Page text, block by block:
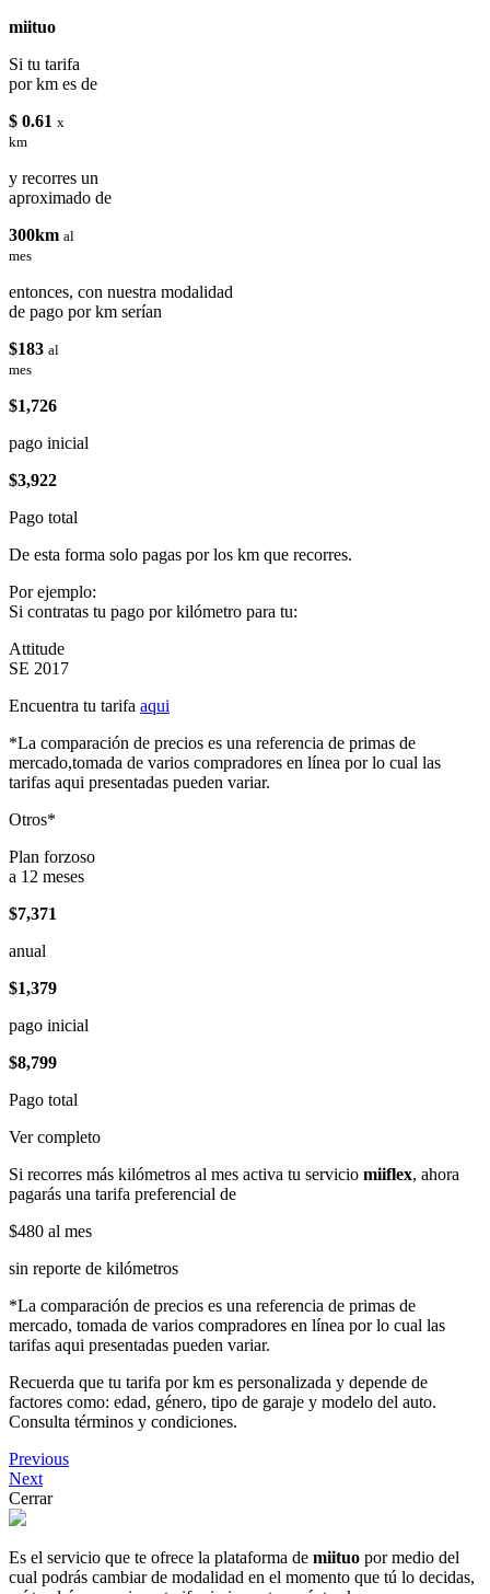
miituo
Si tu tarifa
por km es de
$ 0.61 x
km
y recorres un
aproximado de
300km al
mes
entonces, con nuestra modalidad
de pago por km serían
$183 al
mes
$1,726
pago inicial
$3,922
Pago total
De esta forma solo pagas por los km que recorres.
Por ejemplo:
Si contratas tu pago por kilómetro para tu:
Attitude
SE 2017
Encuentra tu tarifa aqui
*La comparación de precios es una referencia de primas de
mercado,tomada de varios compradores en línea por lo cual las
tarifas aqui presentadas pueden variar.
Otros*
Plan forzoso
a 12 meses
$7,371
anual
$1,379
pago inicial
$8,799
Pago total
Ver completo
Si recorres más kilómetros al mes activa tu servicio miiflex, ahora
pagarás una tarifa preferencial de
$480 al mes
sin reporte de kilómetros
*La comparación de precios es una referencia de primas de
mercado, tomada de varios compradores en línea por lo cual las
tarifas aqui presentadas pueden variar.
Recuerda que tu tarifa por km es personalizada y depende de
factores como: edad, género, tipo de garaje y modelo del auto.
Consulta términos y condiciones.
Previous
Next
Cerrar
Es el servicio que te ofrece la plataforma de miituo por medio del
cual podrás cambiar de modalidad en el momento que tú lo decidas,